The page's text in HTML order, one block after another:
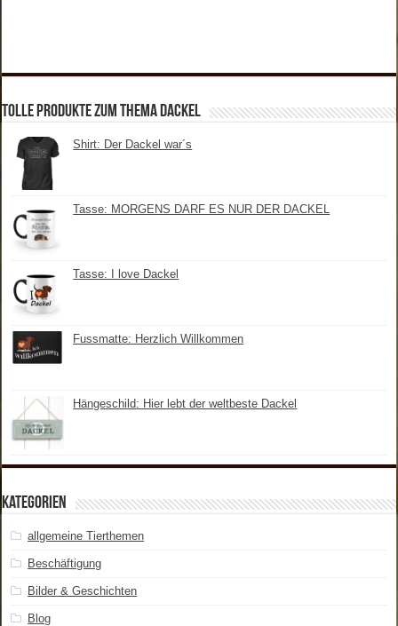
tolle Produkte zum Thema Dackel
Shirt: Der Dackel war´s
Tasse: MORGENS DARF ES NUR DER DACKEL
Tasse: I love Dackel
Fussmatte: Herzlich Willkommen
Hängeschild: Hier lebt der weltbeste Dackel
Kategorien
allgemeine Tierthemen
Beschäftigung
Bilder & Geschichten
Blog